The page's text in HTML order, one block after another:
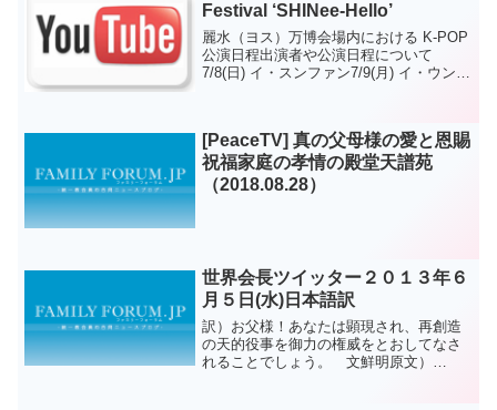
Festival ‘SHINee-Hello’
麗水（ヨス）万博会場内における K-POP
公演日程出演者や公演日程について
7/8(日) イ・スンファン7/9(月) イ・ウンミ
[PeaceTV] 真の父母様の愛と恩賜
祝福家庭の孝情の殿堂天譜苑
（2018.08.28）
世界会長ツイッター２０１３年６
月５日(水)日本語訳
訳）お父様！あなたは顕現され、再創造
の天的役事を御力の権威をとおしてなさ
れることでしょう。 文鮮明原文）